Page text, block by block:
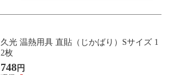
久光 温熱用具 直貼（じかばり）Sサイズ 1
2枚
748円